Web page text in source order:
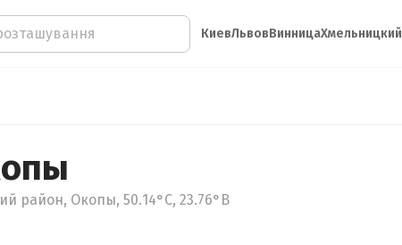
КиевЛьвовВинницаХмельницкий
район, Окопы, 50.14°С, 23.76°В